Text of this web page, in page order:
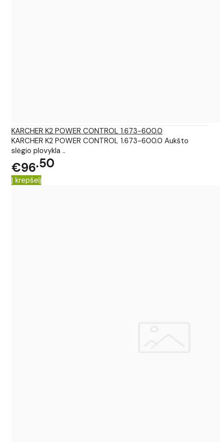
KARCHER K2 POWER CONTROL 1.673-600.0
KARCHER K2 POWER CONTROL 1.673-600.0 Aukšto
slėgio plovykla ..
€96 50
Į krepšelį